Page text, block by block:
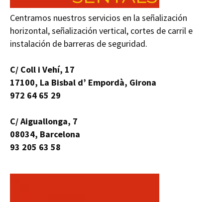
Centramos nuestros servicios en la señalización
horizontal, señalización vertical, cortes de carril e
instalación de barreras de seguridad.
C/ Coll i Vehí, 17
17100, La Bisbal d’ Empordà, Girona
972 64 65 29
C/ Aiguallonga, 7
08034, Barcelona
93 205 63 58